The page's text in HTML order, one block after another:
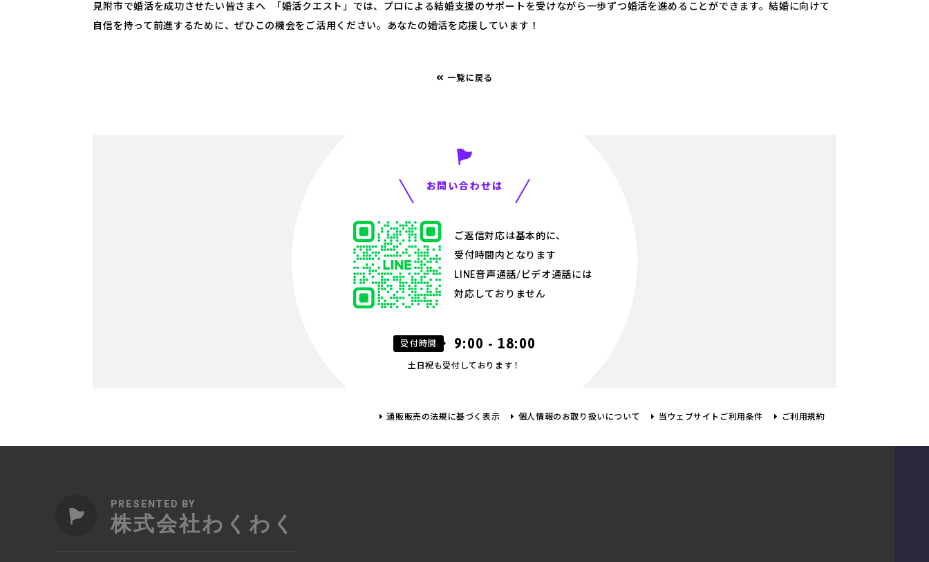
見附市で婚活を成功させたい皆さまへ 「婚活クエスト」では、プロによる結婚支援のサポートを受けながら一歩ずつ婚活を進めることができます。結婚に向けて
自信を持って前進するために、ぜひこの機会をご活用ください。あなたの婚活を応援しています！
一覧に戻る
お問い合わせは
ご返信対応は基本的に、
受付時間内となります
LINE音声通話/ビデオ通話には
対応しておりません
受付時間 9:00 - 18:00
土日祝も受付しております！
通販販売の法規に基づく表示 個人情報のお取り扱いについて 当ウェブサイトご利用条件 ご利用規約
PRESENTED BY
株式会社わくわく